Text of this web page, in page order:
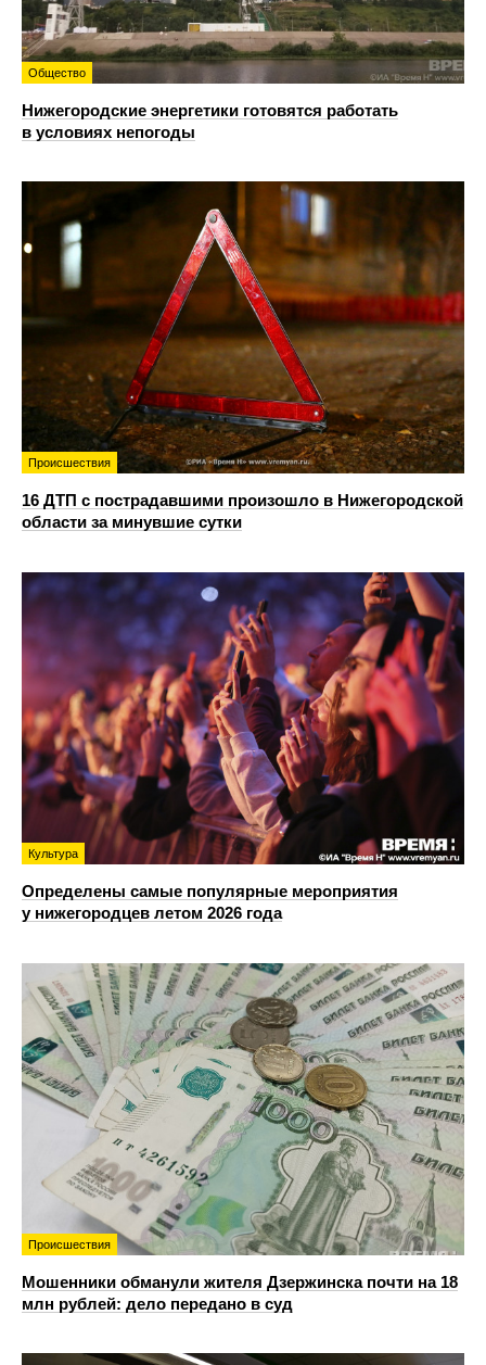
Общество
Нижегородские энергетики готовятся работать
в условиях непогоды
Происшествия
16 ДТП с пострадавшими произошло в Нижегородской
области за минувшие сутки
Культура
Определены самые популярные мероприятия
у нижегородцев летом 2026 года
Происшествия
Мошенники обманули жителя Дзержинска почти на 18
млн рублей: дело передано в суд